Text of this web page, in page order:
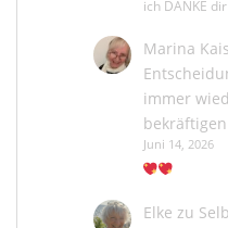
ich DANKE
Marina
immer
bekräftigen
Juni 14, 2026
Elke zu